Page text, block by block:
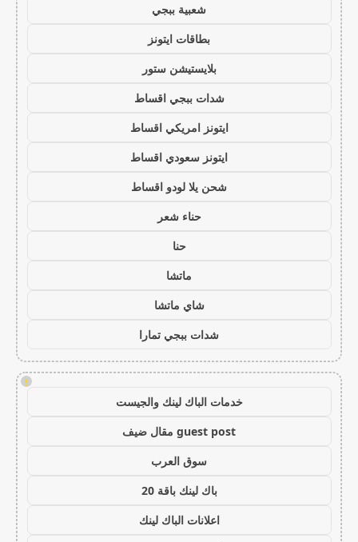
شعبية ببجي
بطاقات ايتونز
بلايستيشن ستور
شدات ببجي اقساط
ايتونز امريكي اقساط
ايتونز سعودي اقساط
شحن يلا لودو اقساط
حناء شعر
حنا
ماتشا
شاي ماتشا
شدات ببجي تمارا
!
خدمات الباك لينك والجيست
guest post مقال ضيف
سوق العرب
باك لينك باقة 20
اعلانات الباك لينك